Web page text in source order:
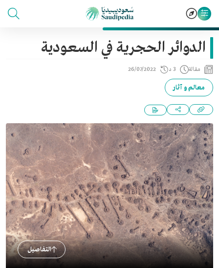
الدوائر الحجرية في السعودية
مقالة 3 د 26/07/2022
معالم و آثار
التفاصيل